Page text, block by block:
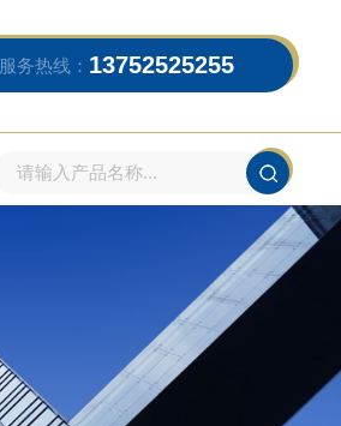
服务热线： 13752525255